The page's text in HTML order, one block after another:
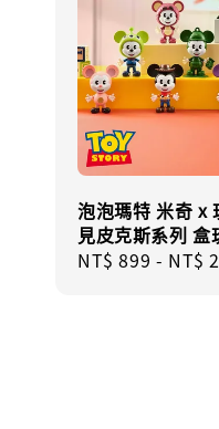
泡泡瑪特 米奇 x
見皮克斯系列 盒
Regular
NT$ 899 - NT$